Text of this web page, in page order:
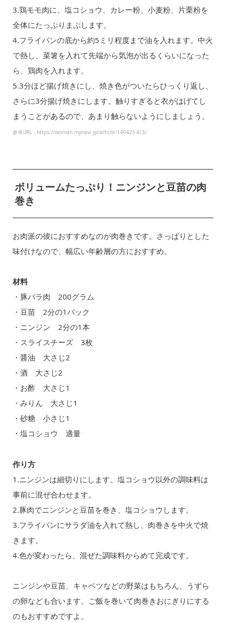
3.鶏モモ肉に、塩コショウ、カレー粉、小麦粉、片栗粉を
全体にたっぷりまぶします。
4.フライパンの底から約5ミリ程度まで油を入れます。中火
で熱し、菜箸を入れて先端から気泡が出るくらいになった
ら、鶏肉を入れます。
5.3分ほど揚げ焼きにし、焼き色がついたらひっくり返し、
さらに3分揚げ焼きにします。触りすぎると衣がはげてし
まうことがあるので、あまり触らないようにしましょう。
参考URL：https://woman.mynavi.jp/article/140425-8/3/
ボリュームたっぷり！ニンジンと豆苗の肉
巻き
お肉派の彼におすすめなのが肉巻きです。さっぱりとした
味付けなので、幅広い年齢層の方におすすめ。
材料
・豚バラ肉 200グラム
・豆苗 2分の1パック
・ニンジン 2分の1本
・スライスチーズ 3枚
・醤油 大さじ2
・酒 大さじ2
・お酢 大さじ1
・みりん 大さじ1
・砂糖 小さじ1
・塩コショウ 適量
作り方
1.ニンジンは細切りにします。塩コショウ以外の調味料は
事前に混ぜ合わせます。
2.豚肉でニンジンと豆苗を巻き、塩コショウします。
3.フライパンにサラダ油を入れて熱し、肉巻きを中火で焼
きます。
4.色が変わったら、混ぜた調味料からめて完成です。
ニンジンや豆苗、キャベツなどの野菜はもちろん、うずら
の卵なども合います。ご飯を巻いて肉巻きおにぎりにする
のもおすすめですよ。